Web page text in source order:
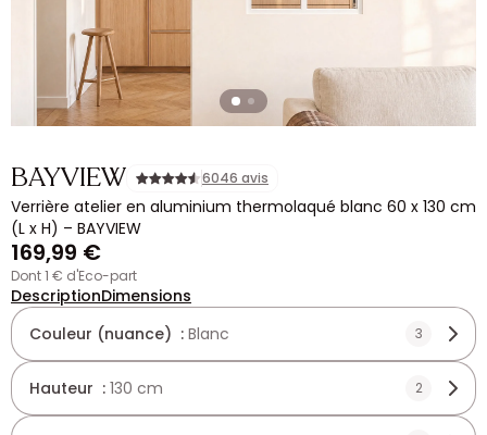
BAYVIEW 6046 avis
Verrière atelier en aluminium thermolaqué blanc 60 x 130 cm
(L x H) – BAYVIEW
169,99 €
dont 1 € d'Eco-part
DescriptionDimensions
Couleur (nuance) : Blanc 3
Hauteur : 130 cm 2